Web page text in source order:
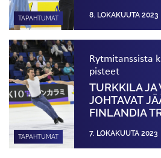
TAPAHTUMAT 8. LOKAKUUTA 2023
TAPAHTUMAT
Rytmitanssista
pisteet
TURKKILA JA
JOHTAVAT
FINLANDIA
7. LOKAKUUTA 2023